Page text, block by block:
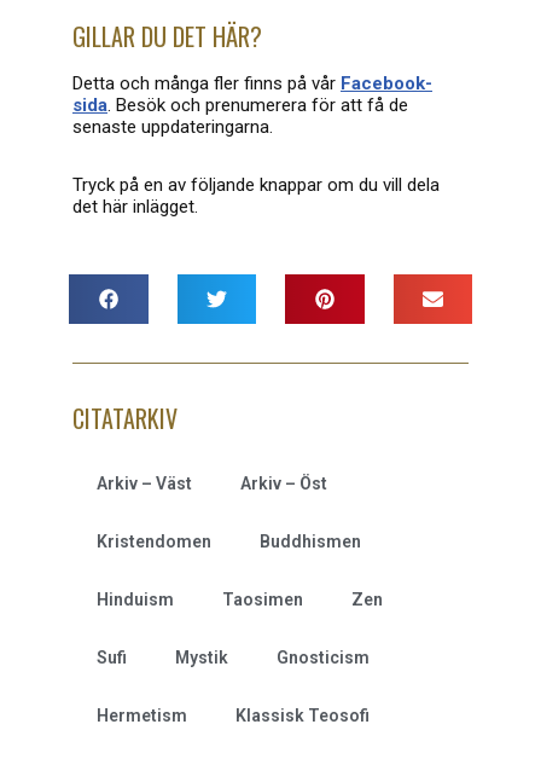
GILLAR DU DET HÄR?
Detta och många fler finns på vår Facebook-
sida. Besök och prenumerera för att få de
senaste uppdateringarna.
Tryck på en av följande knappar om du vill dela
det här inlägget.
CITATARKIV
Arkiv – Väst Arkiv – Öst
Kristendomen Buddhismen
Hinduism Taosimen Zen
Sufi Mystik Gnosticism
Hermetism Klassisk Teosofi